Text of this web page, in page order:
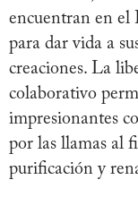
encuentran en
para dar vida a
creaciones. La
colaborativo
impresionantes
por las llamas al
purificación y